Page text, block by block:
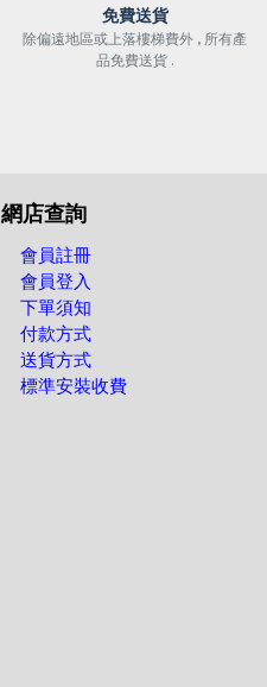
免費送貨
除偏遠地區或上落樓梯費外 , 所有產
品免費送貨 .
網店查詢
會員註冊
會員登入
下單須知
付款方式
送貨方式
標準安裝收費